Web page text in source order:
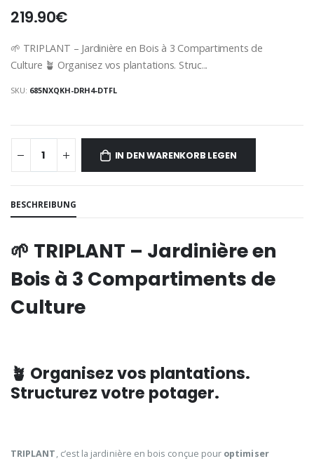
219.90€
🌱 TRIPLANT – Jardinière en Bois à 3 Compartiments de
Culture 🪴 Organisez vos plantations. Struc...
SKU: 685NXQKH-DRH4-DTFL
IN DEN WARENKORB LEGEN
BESCHREIBUNG
🌱 TRIPLANT – Jardinière en
Bois à 3 Compartiments de
Culture
🪴 Organisez vos plantations.
Structurez votre potager.
TRIPLANT, c’est la jardinière en bois conçue pour optimiser